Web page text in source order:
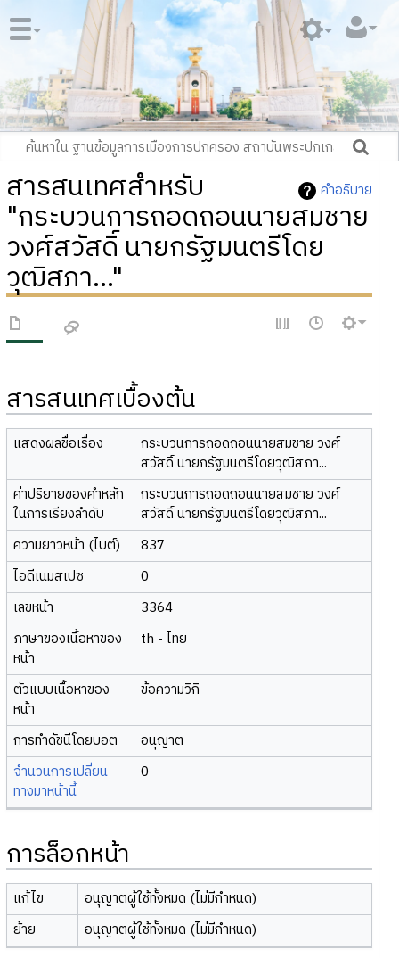
คำอธิบาย
สารสนเทศสำหรับ
"กระบวนการถอดถอนนายสมชาย
วงศ์สวัสดิ์ นายกรัฐมนตรีโดย
วุฒิสภา..."
สารสนเทศเบื้องต้น
แสดงผลชื่อเรื่อง
กระบวนการถอดถอนนายสมชาย วงศ์
สวัสดิ์ นายกรัฐมนตรีโดยวุฒิสภา...
ค่าปริยายของคำหลัก
ในการเรียงลำดับ
กระบวนการถอดถอนนายสมชาย วงศ์
สวัสดิ์ นายกรัฐมนตรีโดยวุฒิสภา...
ความยาวหน้า (ไบต์)
837
ไอดีเนมสเปซ
0
เลขหน้า
3364
ภาษาของเนื้อหาของ
หน้า
th - ไทย
ตัวแบบเนื้อหาของ
หน้า
ข้อความวิกิ
การทำดัชนีโดยบอต
อนุญาต
จำนวนการเปลี่ยน
ทางมาหน้านี้
0
การล็อกหน้า
แก้ไข
อนุญาตผู้ใช้ทั้งหมด (ไม่มีกำหนด)
ย้าย
อนุญาตผู้ใช้ทั้งหมด (ไม่มีกำหนด)